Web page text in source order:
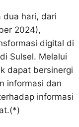
dua hari, dari
2024),
digital di
Sulsel. Melalui
dapat bersinergi
informasi dan
informasi